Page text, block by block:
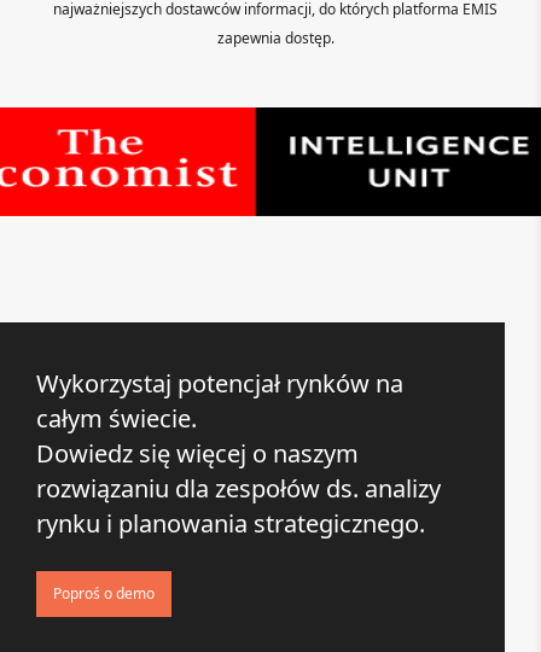
najważniejszych dostawców informacji, do których platforma EMIS
zapewnia dostęp.
Wykorzystaj potencjał rynków na
całym świecie.
Dowiedz się więcej o naszym
rozwiązaniu dla zespołów ds. analizy
rynku i planowania strategicznego.
Poproś o demo